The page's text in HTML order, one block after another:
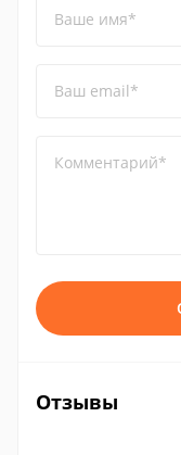
Ваше имя*
Ваш email*
Комментарий*
Отзывы